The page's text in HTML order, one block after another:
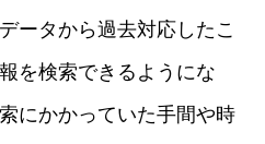
ータから過去対応したこ
を検索できるようにな
にかかっていた手間や時